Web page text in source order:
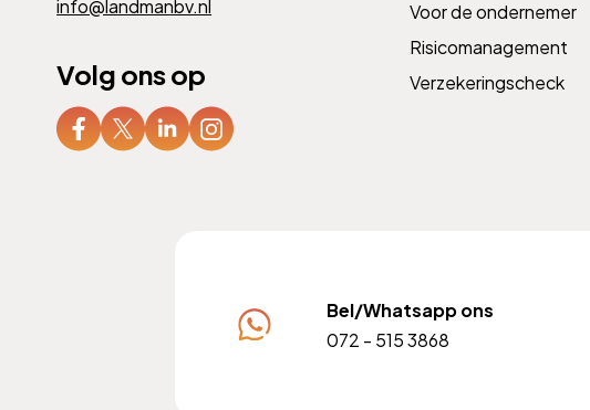
info@landmanbv.nl
Volg ons op
Voor de ondernemer
Risicomanagement
Verzekeringscheck
Bel/Whatsapp ons
072 - 515 3868